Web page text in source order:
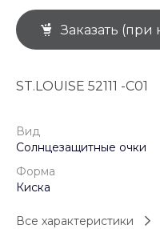
Заказать
ST.LOUISE 52111 -C01
Вид
Солнцезащитные очки
Форма
Киска
Все характеристики